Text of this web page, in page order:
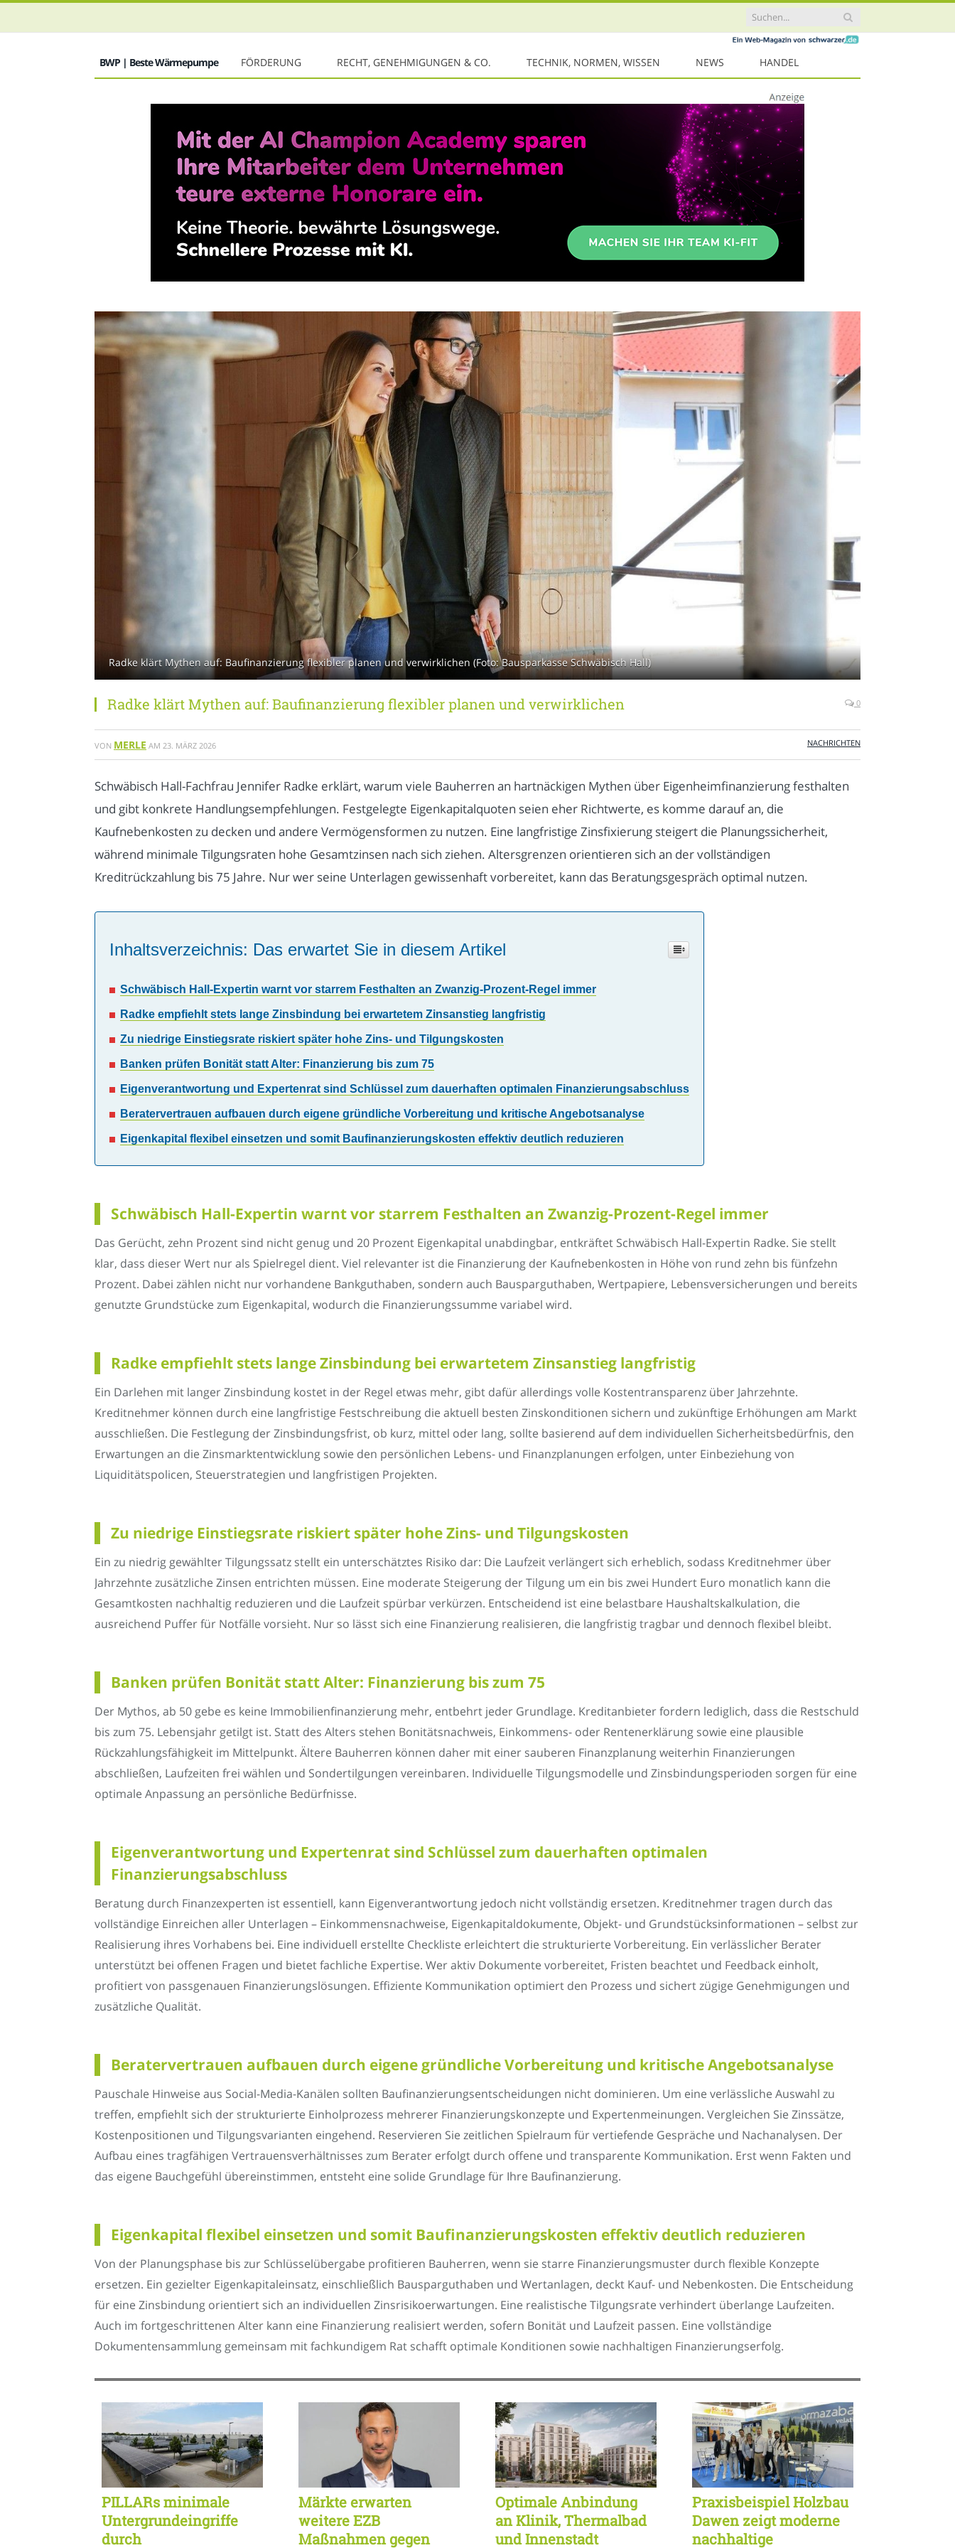
BWP | Beste Wärmepumpe FÖRDERUNG RECHT, GENEHMIGUNGEN & CO. TECHNIK, NORMEN, WISSEN NEWS HANDEL
Radke klärt Mythen auf: Baufinanzierung flexibler planen und verwirklichen (Foto: Bausparkasse Schwäbisch Hall)
Radke klärt Mythen auf: Baufinanzierung flexibler planen und verwirklichen 0
VON MERLE AM 23. MÄRZ 2026 NACHRICHTEN
Schwäbisch Hall-Fachfrau Jennifer Radke erklärt, warum viele Bauherren an hartnäckigen Mythen über Eigenheimfinanzierung festhalten
und gibt konkrete Handlungsempfehlungen. Festgelegte Eigenkapitalquoten seien eher Richtwerte, es komme darauf an, die
Kaufnebenkosten zu decken und andere Vermögensformen zu nutzen. Eine langfristige Zinsfixierung steigert die Planungssicherheit,
während minimale Tilgungsraten hohe Gesamtzinsen nach sich ziehen. Altersgrenzen orientieren sich an der vollständigen
Kreditrückzahlung bis 75 Jahre. Nur wer seine Unterlagen gewissenhaft vorbereitet, kann das Beratungsgespräch optimal nutzen.
Inhaltsverzeichnis: Das erwartet Sie in diesem Artikel
Schwäbisch Hall-Expertin warnt vor starrem Festhalten an Zwanzig-Prozent-Regel immer
Radke empfiehlt stets lange Zinsbindung bei erwartetem Zinsanstieg langfristig
Zu niedrige Einstiegsrate riskiert später hohe Zins- und Tilgungskosten
Banken prüfen Bonität statt Alter: Finanzierung bis zum 75
Eigenverantwortung und Expertenrat sind Schlüssel zum dauerhaften optimalen Finanzierungsabschluss
Beratervertrauen aufbauen durch eigene gründliche Vorbereitung und kritische Angebotsanalyse
Eigenkapital flexibel einsetzen und somit Baufinanzierungskosten effektiv deutlich reduzieren
Schwäbisch Hall-Expertin warnt vor starrem Festhalten an Zwanzig-Prozent-Regel immer
Das Gerücht, zehn Prozent sind nicht genug und 20 Prozent Eigenkapital unabdingbar, entkräftet Schwäbisch Hall-Expertin Radke. Sie stellt
klar, dass dieser Wert nur als Spielregel dient. Viel relevanter ist die Finanzierung der Kaufnebenkosten in Höhe von rund zehn bis fünfzehn
Prozent. Dabei zählen nicht nur vorhandene Bankguthaben, sondern auch Bausparguthaben, Wertpapiere, Lebensversicherungen und bereits
genutzte Grundstücke zum Eigenkapital, wodurch die Finanzierungssumme variabel wird.
Radke empfiehlt stets lange Zinsbindung bei erwartetem Zinsanstieg langfristig
Ein Darlehen mit langer Zinsbindung kostet in der Regel etwas mehr, gibt dafür allerdings volle Kostentransparenz über Jahrzehnte.
Kreditnehmer können durch eine langfristige Festschreibung die aktuell besten Zinskonditionen sichern und zukünftige Erhöhungen am Markt
ausschließen. Die Festlegung der Zinsbindungsfrist, ob kurz, mittel oder lang, sollte basierend auf dem individuellen Sicherheitsbedürfnis, den
Erwartungen an die Zinsmarktentwicklung sowie den persönlichen Lebens- und Finanzplanungen erfolgen, unter Einbeziehung von
Liquiditätspolicen, Steuerstrategien und langfristigen Projekten.
Zu niedrige Einstiegsrate riskiert später hohe Zins- und Tilgungskosten
Ein zu niedrig gewählter Tilgungssatz stellt ein unterschätztes Risiko dar: Die Laufzeit verlängert sich erheblich, sodass Kreditnehmer über
Jahrzehnte zusätzliche Zinsen entrichten müssen. Eine moderate Steigerung der Tilgung um ein bis zwei Hundert Euro monatlich kann die
Gesamtkosten nachhaltig reduzieren und die Laufzeit spürbar verkürzen. Entscheidend ist eine belastbare Haushaltskalkulation, die
ausreichend Puffer für Notfälle vorsieht. Nur so lässt sich eine Finanzierung realisieren, die langfristig tragbar und dennoch flexibel bleibt.
Banken prüfen Bonität statt Alter: Finanzierung bis zum 75
Der Mythos, ab 50 gebe es keine Immobilienfinanzierung mehr, entbehrt jeder Grundlage. Kreditanbieter fordern lediglich, dass die Restschuld
bis zum 75. Lebensjahr getilgt ist. Statt des Alters stehen Bonitätsnachweis, Einkommens- oder Rentenerklärung sowie eine plausible
Rückzahlungsfähigkeit im Mittelpunkt. Ältere Bauherren können daher mit einer sauberen Finanzplanung weiterhin Finanzierungen
abschließen, Laufzeiten frei wählen und Sondertilgungen vereinbaren. Individuelle Tilgungsmodelle und Zinsbindungsperioden sorgen für eine
optimale Anpassung an persönliche Bedürfnisse.
Eigenverantwortung und Expertenrat sind Schlüssel zum dauerhaften optimalen
Finanzierungsabschluss
Beratung durch Finanzexperten ist essentiell, kann Eigenverantwortung jedoch nicht vollständig ersetzen. Kreditnehmer tragen durch das
vollständige Einreichen aller Unterlagen – Einkommensnachweise, Eigenkapitaldokumente, Objekt- und Grundstücksinformationen – selbst zur
Realisierung ihres Vorhabens bei. Eine individuell erstellte Checkliste erleichtert die strukturierte Vorbereitung. Ein verlässlicher Berater
unterstützt bei offenen Fragen und bietet fachliche Expertise. Wer aktiv Dokumente vorbereitet, Fristen beachtet und Feedback einholt,
profitiert von passgenauen Finanzierungslösungen. Effiziente Kommunikation optimiert den Prozess und sichert zügige Genehmigungen und
zusätzliche Qualität.
Beratervertrauen aufbauen durch eigene gründliche Vorbereitung und kritische Angebotsanalyse
Pauschale Hinweise aus Social-Media-Kanälen sollten Baufinanzierungsentscheidungen nicht dominieren. Um eine verlässliche Auswahl zu
treffen, empfiehlt sich der strukturierte Einholprozess mehrerer Finanzierungskonzepte und Expertenmeinungen. Vergleichen Sie Zinssätze,
Kostenpositionen und Tilgungsvarianten eingehend. Reservieren Sie zeitlichen Spielraum für vertiefende Gespräche und Nachanalysen. Der
Aufbau eines tragfähigen Vertrauensverhältnisses zum Berater erfolgt durch offene und transparente Kommunikation. Erst wenn Fakten und
das eigene Bauchgefühl übereinstimmen, entsteht eine solide Grundlage für Ihre Baufinanzierung.
Eigenkapital flexibel einsetzen und somit Baufinanzierungskosten effektiv deutlich reduzieren
Von der Planungsphase bis zur Schlüsselübergabe profitieren Bauherren, wenn sie starre Finanzierungsmuster durch flexible Konzepte
ersetzen. Ein gezielter Eigenkapitaleinsatz, einschließlich Bausparguthaben und Wertanlagen, deckt Kauf- und Nebenkosten. Die Entscheidung
für eine Zinsbindung orientiert sich an individuellen Zinsrisikoerwartungen. Eine realistische Tilgungsrate verhindert überlange Laufzeiten.
Auch im fortgeschrittenen Alter kann eine Finanzierung realisiert werden, sofern Bonität und Laufzeit passen. Eine vollständige
Dokumentensammlung gemeinsam mit fachkundigem Rat schafft optimale Konditionen sowie nachhaltigen Finanzierungserfolg.
PILLARs minimale
Untergrundeingriffe
durch
Märkte erwarten
weitere EZB
Maßnahmen gegen
Optimale Anbindung
an Klinik, Thermalbad
und Innenstadt
Praxisbeispiel Holzbau
Dawen zeigt moderne
nachhaltige